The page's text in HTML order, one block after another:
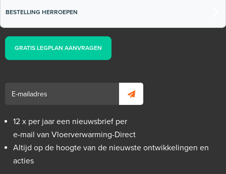
BESTELLING HERROEPEN
GRATIS LEGPLAN AANVRAGEN
12 x per jaar een nieuwsbrief per
e-mail van Vloerverwarming-Direct
Altijd op de hoogte van de nieuwste ontwikkelingen en
acties